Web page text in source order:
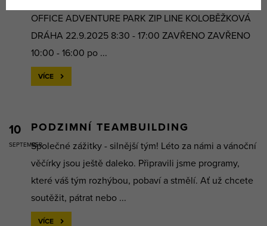
OFFICE ADVENTURE PARK ZIP LINE KOLOBĚŽKOVÁ
DRÁHA 22.9.2025 8:30 - 17:00 ZAVŘENO ZAVŘENO
10:00 - 16:00 po ...
VÍCE
10
SEPTEMBER
PODZIMNÍ TEAMBUILDING
Společné zážitky - silnější tým! Léto za námi a vánoční
věčírky jsou ještě daleko. Připravili jsme programy,
které váš tým rozhýbou, pobaví a stmělí. Ať už chcete
soutěžit, pátrat nebo ...
VÍCE